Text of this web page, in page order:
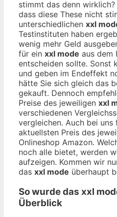
stimmt das denn
dass diese These nicht
unterschiedlichen xxl
Testinstituten haben
wenig mehr Geld
für ein xxl mode aus dem
entscheiden sollte. Sonst
und geben im Endeffekt
hätte Sie sich gleich das
gekauft. Dennoch
Preise des jeweiligen xxl
verschiedenen
vergleichen. Auch bei uns
aktuellsten Preis des
Onlineshop Amazon.
noch alle bietet, werden
aufzeigen. Kommen wir
das xxl mode überhaupt
So wurde das xxl
Überblick